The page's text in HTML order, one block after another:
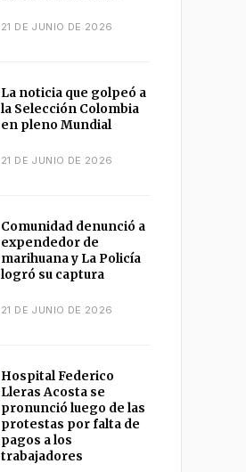
21 DE JUNIO DE 2026
La noticia que golpeó a
la Selección Colombia
en pleno Mundial
21 DE JUNIO DE 2026
Comunidad denunció a
expendedor de
marihuana y La Policía
logró su captura
21 DE JUNIO DE 2026
Hospital Federico
Lleras Acosta se
pronunció luego de las
protestas por falta de
pagos a los
trabajadores